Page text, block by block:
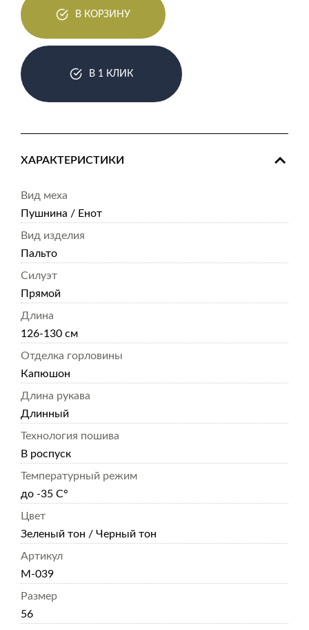
В КОРЗИНУ
В 1 КЛИК
ХАРАКТЕРИСТИКИ
Вид меха
Пушнина / Енот
Вид изделия
Пальто
Силуэт
Прямой
Длина
126-130 см
Отделка горловины
Капюшон
Длина рукава
Длинный
Технология пошива
В роспуск
Температурный режим
до -35 С°
Цвет
Зеленый тон / Черный тон
Артикул
М-039
Размер
56